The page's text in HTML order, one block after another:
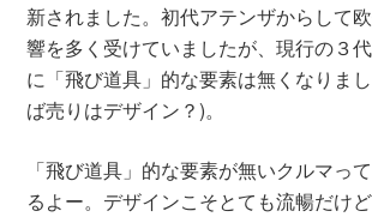
新されました。初代アテンザからして
響を多く受けていましたが、現行の３
に「飛び道具」的な要素は無くなりま
ば売りはデザイン？)。
「飛び道具」的な要素が無いクルマっ
るよー。デザインこそとても流暢だけ